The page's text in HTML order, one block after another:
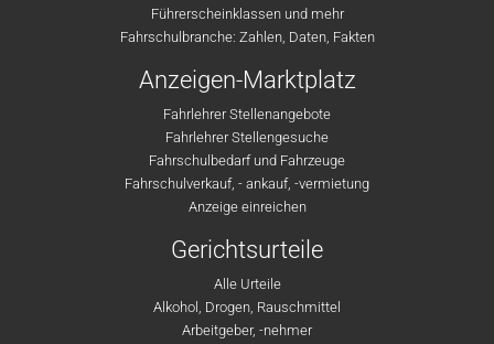
Führerscheinklassen und mehr
Fahrschulbranche: Zahlen, Daten, Fakten
Anzeigen-Marktplatz
Fahrlehrer Stellenangebote
Fahrlehrer Stellengesuche
Fahrschulbedarf und Fahrzeuge
Fahrschulverkauf, - ankauf, -vermietung
Anzeige einreichen
Gerichtsurteile
Alle Urteile
Alkohol, Drogen, Rauschmittel
Arbeitgeber, -nehmer